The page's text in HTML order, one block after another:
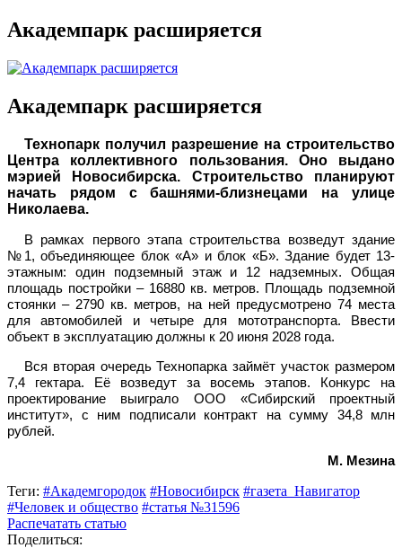
Академпарк расширяется
Академпарк расширяется
Технопарк получил разрешение на строительство
Центра коллективного пользования. Оно выдано
мэрией Новосибирска. Строительство планируют
начать рядом с башнями-близнецами на улице
Николаева.
В рамках первого этапа строительства возведут здание
№1, объединяющее блок «А» и блок «Б». Здание будет 13-
этажным: один подземный этаж и 12 надземных. Общая
площадь постройки – 16880 кв. метров. Площадь подземной
стоянки – 2790 кв. метров, на ней предусмотрено 74 места
для автомобилей и четыре для мототранспорта. Ввести
объект в эксплуатацию должны к 20 июня 2028 года.
Вся вторая очередь Технопарка займёт участок размером
7,4 гектара. Её возведут за восемь этапов. Конкурс на
проектирование выиграло ООО «Сибирский проектный
институт», с ним подписали контракт на сумму 34,8 млн
рублей.
М. Мезина
Теги: #Академгородок #Новосибирск #газета_Навигатор
#Человек и общество #статья №31596
Распечатать статью
Поделиться: